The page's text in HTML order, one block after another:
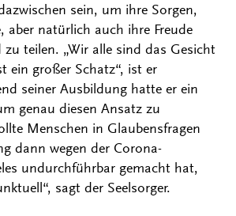
sein, um ihre Sorgen,
aber natürlich auch ihre Freude
teilen. „Wir alle sind das Gesicht
ein großer Schatz“, ist er
seiner Ausbildung hatte er ein
genau diesen Ansatz zu
Menschen in Glaubensfragen
dann wegen der Corona-
undurchführbar gemacht hat,
sagt der Seelsorger.